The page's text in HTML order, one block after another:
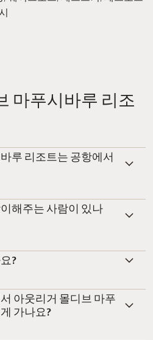
마푸시바루 리조
루 리조트는 공항에서
해주는 사람이 있나
?
아웃리거 몰디브 마푸
가나요?